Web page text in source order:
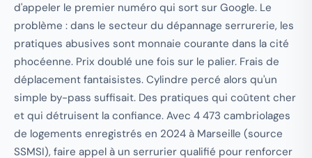
d'appeler le premier numéro qui sort sur Google. Le
problème : dans le secteur du dépannage serrurerie, les
pratiques abusives sont monnaie courante dans la cité
phocéenne. Prix doublé une fois sur le palier. Frais de
déplacement fantaisistes. Cylindre percé alors qu'un
simple by-pass suffisait. Des pratiques qui coûtent cher
et qui détruisent la confiance. Avec 4 473 cambriolages
de logements enregistrés en 2024 à Marseille (source
SSMSI), faire appel à un serrurier qualifié pour renforcer